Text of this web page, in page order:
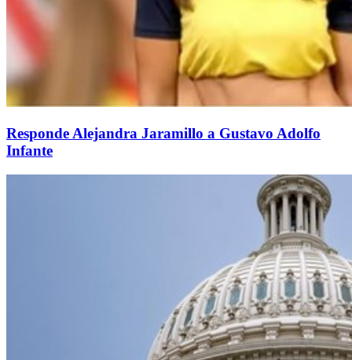
Responde Alejandra Jaramillo a Gustavo Adolfo
Infante